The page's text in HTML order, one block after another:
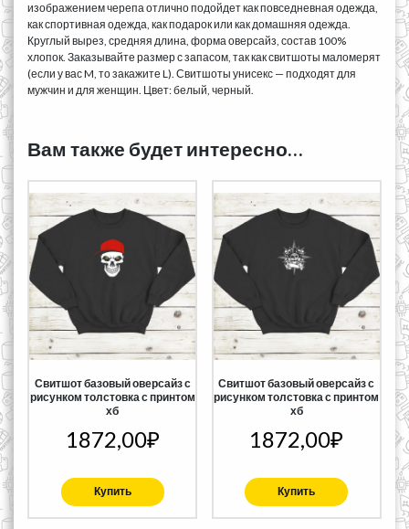
изображением черепа отлично подойдет как повседневная одежда,
как спортивная одежда, как подарок или как домашняя одежда.
Круглый вырез, средняя длина, форма оверсайз, состав 100%
хлопок. Заказывайте размер с запасом, так как свитшоты маломерят
(если у вас M, то закажите L). Свитшоты унисекс — подходят для
мужчин и для женщин. Цвет: белый, черный.
Вам также будет интересно…
Свитшот базовый оверсайз с
рисунком толстовка с принтом
хб
1872,00₽
Купить
Свитшот базовый оверсайз с
рисунком толстовка с принтом
хб
1872,00₽
Купить